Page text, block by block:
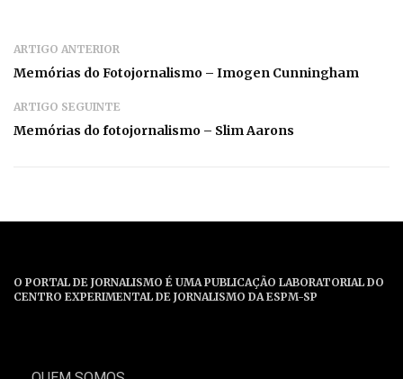
ARTIGO ANTERIOR
Memórias do Fotojornalismo – Imogen Cunningham
ARTIGO SEGUINTE
Memórias do fotojornalismo – Slim Aarons
O PORTAL DE JORNALISMO É UMA PUBLICAÇÃO LABORATORIAL DO
CENTRO EXPERIMENTAL DE JORNALISMO DA ESPM-SP